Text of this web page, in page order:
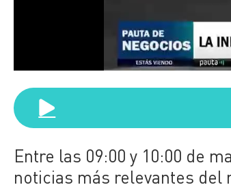
Entre las 09:00 y 10:00 de
noticias más relevantes del